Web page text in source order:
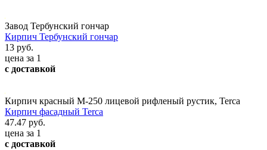
Завод Тербунский гончар
Кирпич Тербунский гончар
13 руб.
цена за 1
с доставкой
Кирпич красный М-250 лицевой рифленый рустик, Terca
Кирпич фасадный Terca
47.47 руб.
цена за 1
с доставкой